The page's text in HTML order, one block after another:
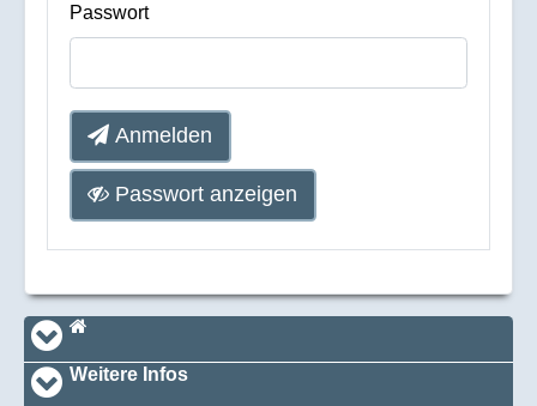
Passwort
Anmelden
Passwort anzeigen
Navi_footer
Startseite
Weitere Infos